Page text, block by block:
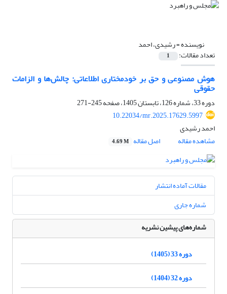
نویسنده =رشیدی، احمد
تعداد مقالات: 1
هوش مصنوعی و حق بر خودمختاری اطلاعاتی: چالش‌ها و الزامات
حقوقی
دوره 33، شماره 126، تابستان 1405، صفحه
245-271
10.22034/mr.2025.17629.5997
احمد رشیدی
مشاهده مقاله
اصل مقاله 4.69 M
مقالات آماده انتشار
شماره جاری
شماره‌های پیشین نشریه
دوره 33 (1405)
دوره 32 (1404)